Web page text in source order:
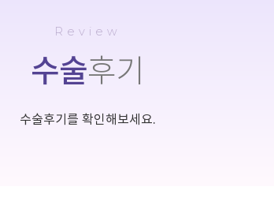
Review
수술후기
수술후기를 확인해보세요.